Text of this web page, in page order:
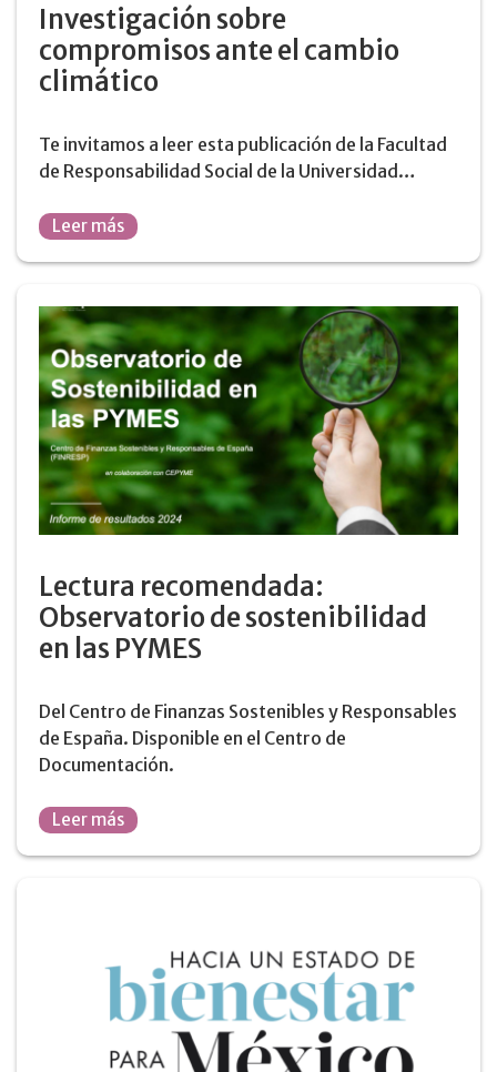
Investigación sobre
compromisos ante el cambio
climático
Te invitamos a leer esta publicación de la Facultad
de Responsabilidad Social de la Universidad…
Leer más
Lectura recomendada:
Observatorio de sostenibilidad
en las PYMES
Del Centro de Finanzas Sostenibles y Responsables
de España. Disponible en el Centro de
Documentación.
Leer más